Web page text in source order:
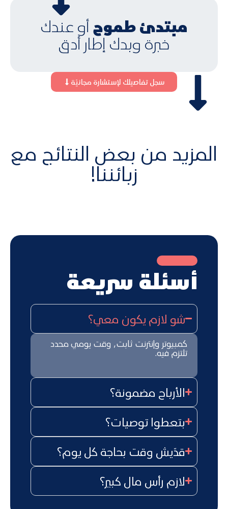
مبتدئ طموحأو عندك
خبرة وبدك إطار أدق
سجل تفاصيلك لإستشارة مجانيّة
المزيد من بعض النتائج مع
زبائننا!
أسئلة سريعة
شو لازم يكون معي؟
كمبيوتر وإنترنت ثابت, وقت يومي محدد
تلتزم فيه.
الأرباح مضمونة؟
بتعطوا توصيات؟
قدّيش وقت بحاجة كل يوم؟
لازم رأس مال كبير؟